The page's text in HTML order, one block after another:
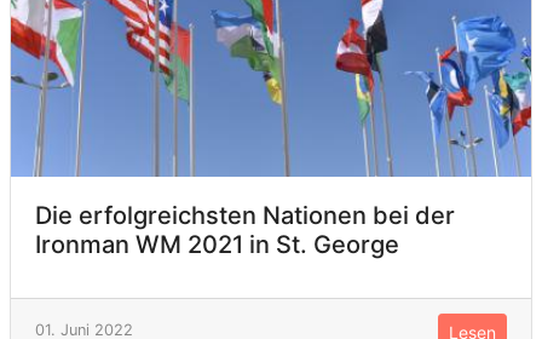
Die erfolgreichsten Nationen bei der
Ironman WM 2021 in St. George
01. Juni 2022 Lesen